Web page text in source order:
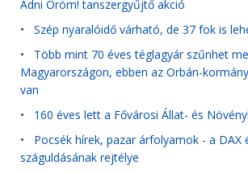
Adni Öröm! tanszergyűjtő akció
• Szép nyaralóidő várható, de 37 fok is
• Több mint 70 éves téglagyár szűnhet
Magyarországon, ebben az Orbán-
van
• 160 éves lett a Fővárosi Állat- és
• Pocsék hírek, pazar árfolyamok - a DAX
száguldásának rejtélye